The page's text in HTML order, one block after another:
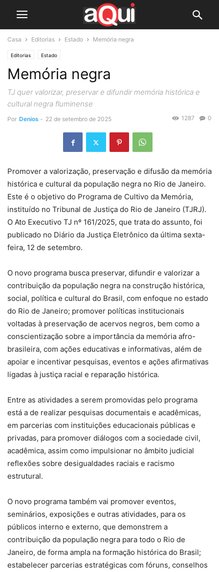
Casa Editorias Estado Memória negra
Editorias Estado
Memória negra
TJ quer valorizar, preservar e difundir memória histórica e
cultural negra fluminense
Por Denios - 22 de setembro de 2025 0
1287
Promover a valorização, preservação e difusão da memória
histórica e cultural da população negra no Rio de Janeiro.
Este é o objetivo do Programa de Cultivo da Memória,
instituído no Tribunal de Justiça do Rio de Janeiro (TJRJ).
O Ato Executivo TJ nº 161/2025, que trata do assunto, foi
publicado no Diário da Justiça Eletrônico da última sexta-
feira, 12 de setembro.
O novo programa busca preservar, difundir e valorizar a
contribuição da população negra na construção histórica,
social, política e cultural do Brasil, com enfoque no estado
do Rio de Janeiro; promover políticas institucionais
voltadas à preservação de acervos negros, bem como a
conscientização sobre a importância da memória afro-
brasileira, com ações educativas e informativas, além de
apoiar e incentivar pesquisas, eventos e ações afirmativas
ligadas à justiça racial e reparação histórica.
Entre as atividades a serem promovidas pelo programa
está a de realizar pesquisas documentais e acadêmicas,
em parcerias com instituições educacionais públicas e
privadas, para promover diálogos com a sociedade civil,
acadêmica, assim como impulsionar no âmbito judicial
reflexões sobre desigualdades raciais e racismo
estrutural.
O novo programa também vai promover eventos,
seminários, exposições e outras atividades, para os
públicos interno e externo, que demonstrem a
contribuição da população negra para todo o Rio de
Janeiro, de forma ampla na formação histórica do Brasil;
estabelecer parcerias estratégicas com fóruns, conselhos